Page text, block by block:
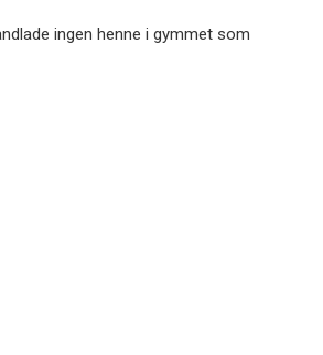
ingen henne i gymmet som